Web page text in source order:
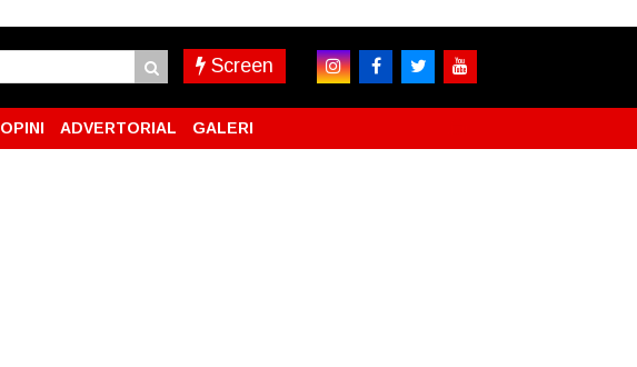
Screen
OPINI ADVERTORIAL GALERI